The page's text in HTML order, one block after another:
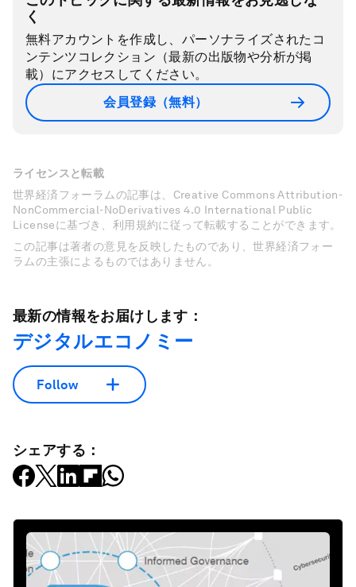
く
無料アカウントを作成し、パーソナライズされたコ
ンテンツコレクション（最新の出版物や分析が掲
載）にアクセスしてください。
会員登録（無料）
ライセンスと転載
世界経済フォーラムの記事は、Creative Commons Attribution-
NonCommercial-NoDerivatives 4.0 International Public
Licenseに基づき、利用規約に従って転載することができます。
この記事は著者の意見を反映したものであり、世界経済フォー
ラムの主張によるものではありません。
最新の情報をお届けします：
デジタルエコノミー
Follow
シェアする：